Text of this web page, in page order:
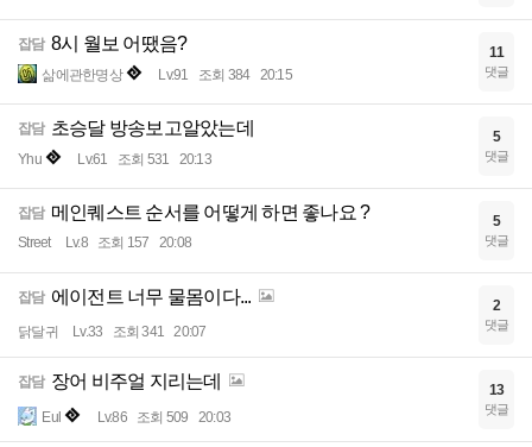
잡담 8시 월보 어땠음?
삶에관한명상 Lv.91 조회 384 20:15
11
댓글
잡담 초승달 방송보고알았는데
Yhu Lv.61 조회 531 20:13
5
댓글
잡담 메인퀘스트 순서를 어떻게 하면 좋나요 ?
Street Lv.8 조회 157 20:08
5
댓글
잡담 에이전트 너무 물몸이다...
닭달귀 Lv.33 조회 341 20:07
2
댓글
잡담 장어 비주얼 지리는데
Eul Lv.86 조회 509 20:03
13
댓글